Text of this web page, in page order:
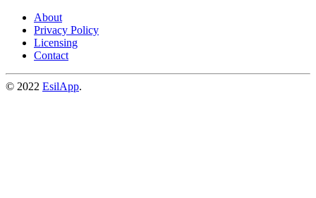
About
Privacy Policy
Licensing
Contact
© 2022 EsilApp.